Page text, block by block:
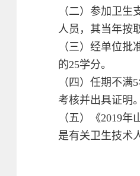
（二）参加卫
人员，其当年按
（三）经单位
的25学分。
（四）任期不
考核并出具证
（五）《2019
是有关卫生技术